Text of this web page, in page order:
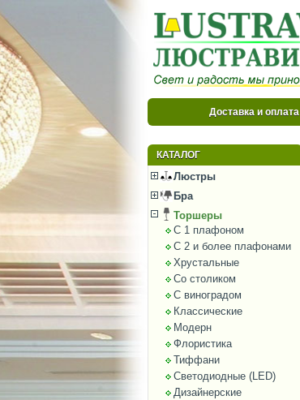
Доставка и оплата
КАТАЛОГ
Люстры
Бра
Торшеры
С 1 плафоном
С 2 и более плафонами
Хрустальные
Со столиком
С виноградом
Классические
Модерн
Флористика
Тиффани
Светодиодные (LED)
Дизайнерские